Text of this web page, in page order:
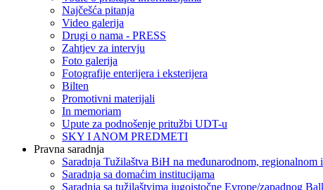
Najčešća pitanja
Video galerija
Drugi o nama - PRESS
Zahtjev za intervju
Foto galerija
Fotografije enterijera i eksterijera
Bilten
Promotivni materijali
In memoriam
Upute za podnošenje pritužbi UDT-u
SKY I ANOM PREDMETI
Pravna saradnja
Saradnja Tužilaštva BiH na međunarodnom, regionalnom
Saradnja sa domaćim institucijama
Saradnja sa tužilaštvima jugoistočne Evrope/zapadnog